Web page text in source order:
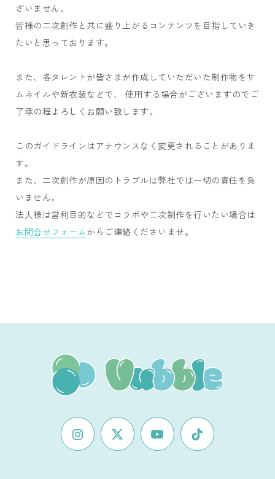
ざいません。
皆様の二次創作と共に盛り上がるコンテンツを目指していき
たいと思っております。
また、各タレントが皆さまが作成していただいた制作物をサ
ムネイルや新衣装などで、 使用する場合がございますのでご
了承の程よろしくお願い致します。
このガイドラインはアナウンスなく変更されることがありま
す。
また、二次創作が原因のトラブルは弊社では一切の責任を負
いません。
法人様は営利目的などでコラボや二次制作を行いたい場合は
お問合せフォームからご連絡くださいませ。